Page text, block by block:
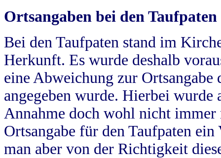
Ortsangaben bei den Taufpaten
Bei den Taufpaten stand im
Herkunft. Es wurde deshalb
eine Abweichung zur
angegeben wurde. Hierbei wurde
Annahme doch wohl nicht
Ortsangabe für den Taufpaten
man aber von der Richtigkeit